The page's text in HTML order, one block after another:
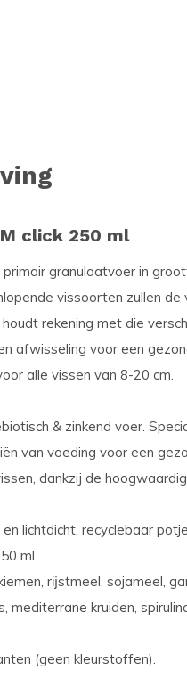
click 250 ml
granulaatvoer in
vissoorten zullen de
rekening met die
afwisseling voor een
alle vissen van 8-20 cm.
& zinkend voer.
van voeding voor een
dankzij de
lichtdicht, recyclebaar
ml.
rĳstmeel, sojameel,
mediterrane kruiden,
(geen kleurstoffen).